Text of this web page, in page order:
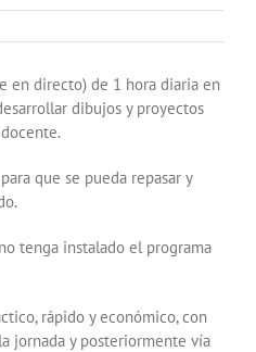
en directo) de 1 hora diaria en
dibujos y proyectos
que se pueda repasar y
tenga instalado el programa
rápido y económico, con
jornada y posteriormente vía